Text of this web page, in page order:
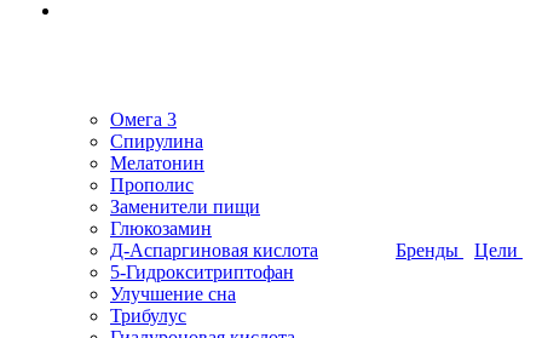
Омега 3
Спирулина
Мелатонин
Прополис
Заменители пищи
Глюкозамин
Д-Аспаргиновая кислота
5-Гидрокситриптофан
Улучшение сна
Трибулус
Бренды Цели